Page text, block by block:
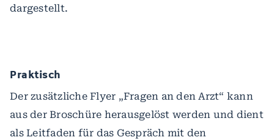
dargestellt.
Praktisch
Der zusätzliche Flyer „Fragen an den Arzt“ kann
aus der Broschüre herausgelöst werden und dient
als Leitfaden für das Gespräch mit den